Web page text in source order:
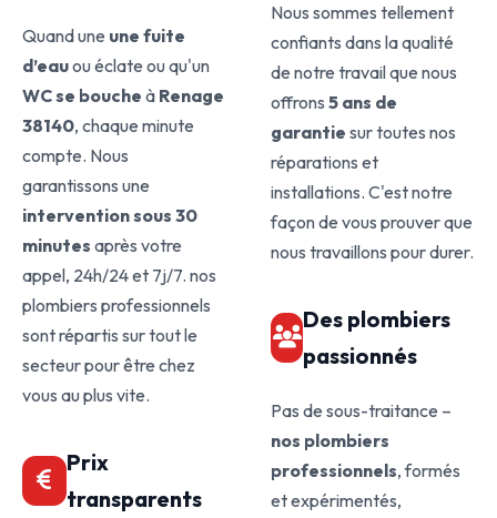
Quand une une fuite
d’eauou éclate ou qu'un
WC se bouche à Renage
38140, chaque minute
compte. Nous
garantissons une
intervention sous 30
minutes après votre
appel, 24h/24 et 7j/7. nos
plombiers professionnels
sont répartis sur tout le
secteur pour être chez
vous au plus vite.
Prix
transparents
Nous sommes tellement
confiants dans la qualité
de notre travail que nous
offrons 5 ans de
garantie sur toutes nos
réparations et
installations. C'est notre
façon de vous prouver que
nous travaillons pour durer.
Des plombiers
passionnés
Pas de sous-traitance –
nos plombiers
professionnels, formés
et expérimentés,